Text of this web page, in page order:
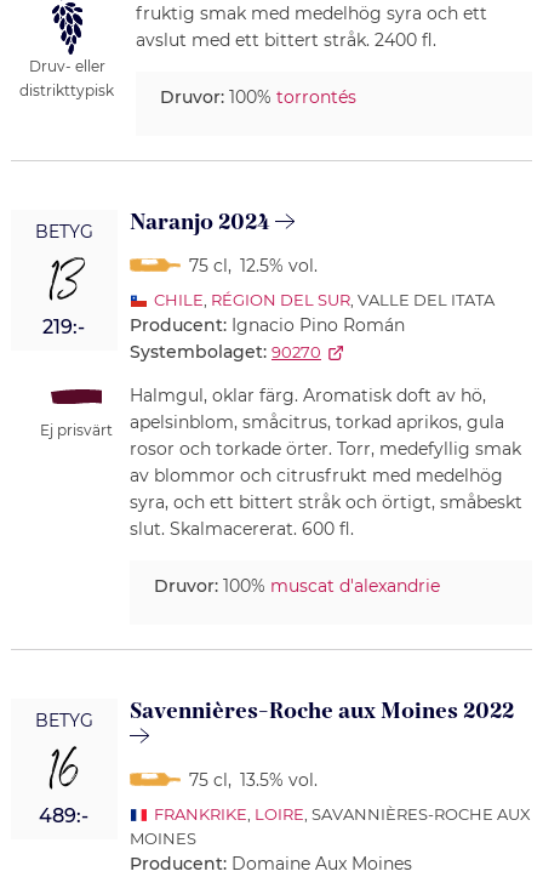
Druv- eller
distrikttypisk
fruktig smak med medelhög syra och ett
avslut med ett bittert stråk. 2400 fl.
Druvor:100% torrontés
BETYG
13
219:-
Ej prisvärt
Naranjo 2024
75 cl, 12.5% vol.
CHILE RÉGION DEL SUR, VALLE DEL ITATA
Producent: Ignacio Pino Román
Systembolaget: 90270
Halmgul, oklar färg. Aromatisk doft av hö,
apelsinblom, småcitrus, torkad aprikos, gula
rosor och torkade örter. Torr, medefyllig smak
av blommor och citrusfrukt med medelhög
syra, och ett bittert stråk och örtigt, småbeskt
slut. Skalmacererat. 600 fl.
Druvor:100% muscat d'alexandrie
BETYG
16
489:-
Savennières-Roche aux Moines 2022
75 cl, 13.5% vol.
FRANKRIKE LOIRE , SAVANNIÈRES-ROCHE AUX
MOINES
Producent: Domaine Aux Moines